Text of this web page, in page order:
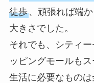
徒歩、頑張れば端
大きさでした。
それでも、シティ
ッピングモールもス
生活に必要なものは